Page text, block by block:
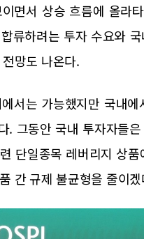
면서 상승 흐름에 올라
류하려는 투자 수요와
망도 나온다.
서는 가능했지만 국내
. 그동안 국내 투자자들
단일종목 레버리지 상
간 규제 불균형을 줄이